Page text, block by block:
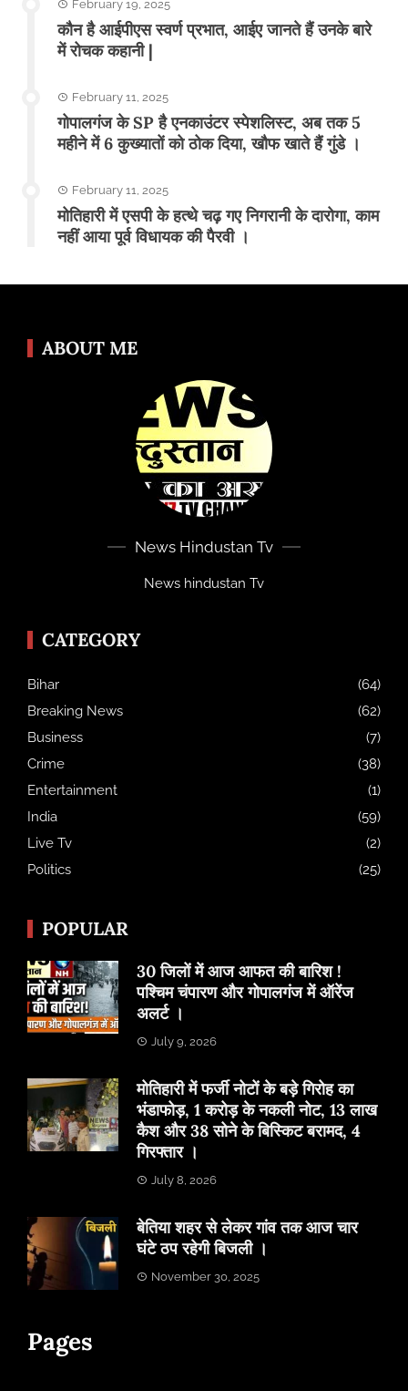
February 19, 2025
कौन है आईपीएस स्वर्ण प्रभात, आईए जानते हैं उनके बारे
में रोचक कहानी |
February 11, 2025
गोपालगंज के SP है एनकाउंटर स्पेशलिस्ट, अब तक 5
महीने में 6 कुख्यातों को ठोक दिया, खौफ खाते हैं गुंडे ।
February 11, 2025
मोतिहारी में एसपी के हत्थे चढ़ गए निगरानी के दारोगा, काम
नहीं आया पूर्व विधायक की पैरवी ।
ABOUT ME
News Hindustan Tv
News hindustan Tv
CATEGORY
Bihar
(64)
Breaking News
(62)
Business
(7)
Crime
(38)
Entertainment
(1)
India
(59)
Live Tv
(2)
Politics
(25)
POPULAR
30 जिलों में आज आफत की बारिश !
पश्चिम चंपारण और गोपालगंज में ऑरेंज
अलर्ट ।
July 9, 2026
मोतिहारी में फर्जी नोटों के बड़े गिरोह का
भंडाफोड़, 1 करोड़ के नकली नोट, 13 लाख
कैश और 38 सोने के बिस्किट बरामद, 4
गिरफ्तार ।
July 8, 2026
बेतिया शहर से लेकर गांव तक आज चार
घंटे ठप रहेगी बिजली ।
November 30, 2025
Pages